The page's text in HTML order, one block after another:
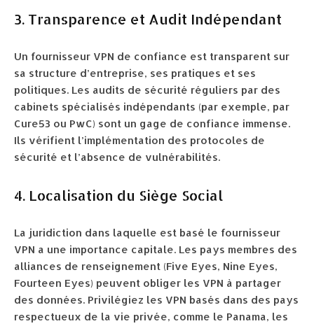
3. Transparence et Audit Indépendant
Un fournisseur VPN de confiance est transparent sur
sa structure d’entreprise, ses pratiques et ses
politiques. Les audits de sécurité réguliers par des
cabinets spécialisés indépendants (par exemple, par
Cure53 ou PwC) sont un gage de confiance immense.
Ils vérifient l’implémentation des protocoles de
sécurité et l’absence de vulnérabilités.
4. Localisation du Siège Social
La juridiction dans laquelle est basé le fournisseur
VPN a une importance capitale. Les pays membres des
alliances de renseignement (Five Eyes, Nine Eyes,
Fourteen Eyes) peuvent obliger les VPN à partager
des données. Privilégiez les VPN basés dans des pays
respectueux de la vie privée, comme le Panama, les